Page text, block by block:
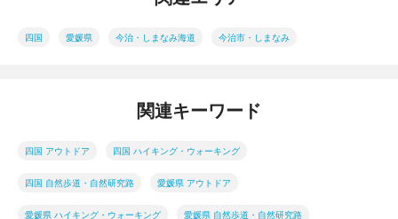
四国 愛媛県 今治・しまなみ海道 今治市・しまなみ
関連キーワード
四国 アウトドア 四国 ハイキング・ウォーキング
四国 自然歩道・自然研究路 愛媛県 アウトドア
愛媛県 ハイキング・ウォーキング 愛媛県 自然歩道・自然研究路